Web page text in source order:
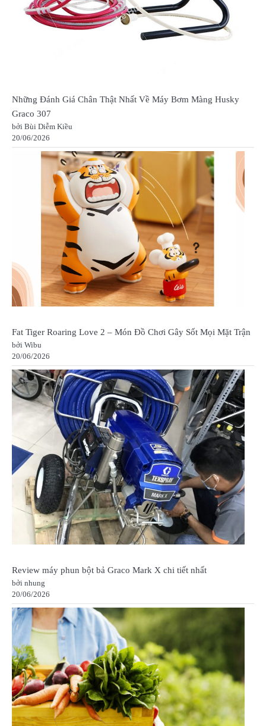
Những Đánh Giá Chân Thật Nhất Về Máy Bơm Màng Husky
Graco 307
bởi Bùi Diễm Kiều
20/06/2026
Fat Tiger Roaring Love 2 – Món Đồ Chơi Gây Sốt Mọi Mặt Trận
bởi Wibu
20/06/2026
Review máy phun bột bả Graco Mark X chi tiết nhất
bởi nhung
20/06/2026